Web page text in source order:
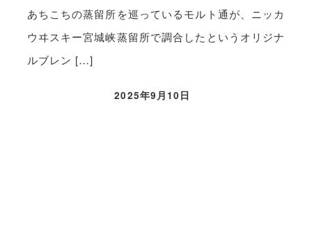
あちこちの蒸留所を巡っているモルト通が、ニッカ
ウヰスキー宮城峡蒸留所で調合したというオリジナ
ルブレン […]
2025年9月10日